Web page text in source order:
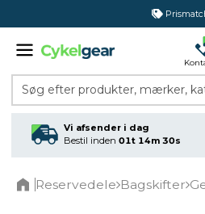
Søg efter produkter, mærker,
Vi afsender i dag
Bestil inden 01t 14m 30s
Reservedele Bagskifter